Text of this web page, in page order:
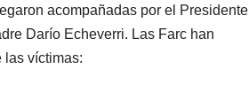
acompañadas por el Presidente
Darío Echeverri. Las Farc han
las víctimas: